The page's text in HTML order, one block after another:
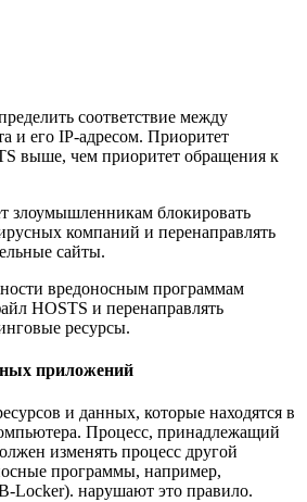
соответствие между
и его IP-адресом. Приоритет
выше, чем приоритет обращения к
злоумышленникам блокировать
компаний и перенаправлять
сайты.
вредоносным программам
HOSTS и перенаправлять
ресурсы.
приложений
и данных, которые находятся в
Процесс, принадлежащий
изменять процесс другой
программы, например,
Locker). нарушают это правило.